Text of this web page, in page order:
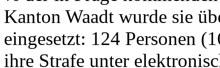
Kanton Waadt wurde sie
eingesetzt: 124 Personen
ihre Strafe unter